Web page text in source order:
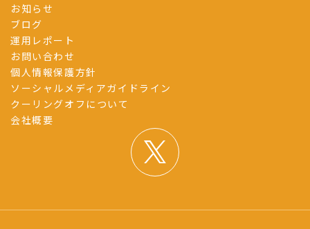
お知らせ
ブログ
運用レポート
お問い合わせ
個人情報保護方針
ソーシャルメディアガイドライン
クーリングオフについて
会社概要